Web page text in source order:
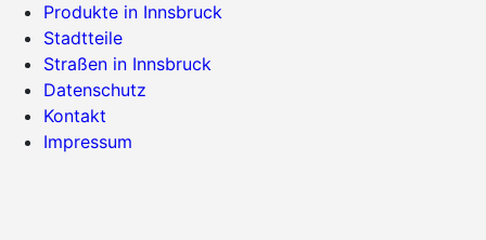
Produkte in Innsbruck
Stadtteile
Straßen in Innsbruck
Datenschutz
Kontakt
Impressum